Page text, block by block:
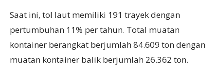
Saat ini, tol laut memiliki 191 trayek dengan
pertumbuhan 11% per tahun. Total muatan
kontainer berangkat berjumlah 84.609 ton dengan
muatan kontainer balik berjumlah 26.362 ton.